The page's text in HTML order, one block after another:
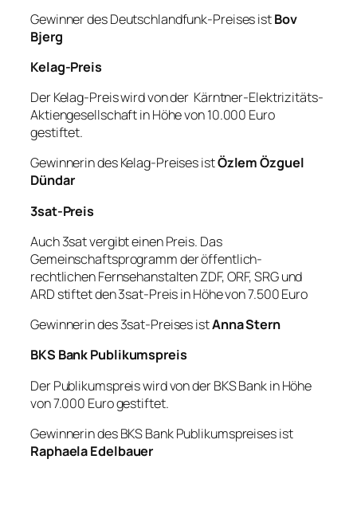
Gewinner des Deutschlandfunk-Preises istBov
Bjerg
Kelag-Preis
Der Kelag-Preis wird von der Kärntner-Elektrizitäts-
Aktiengesellschaft in Höhe von 10.000 Euro
gestiftet.
Gewinnerin des Kelag-Preises istÖzlem Özguel
Dündar
3sat-Preis
Auch 3sat vergibt einen Preis. Das
Gemeinschaftsprogramm der öffentlich-
rechtlichen Fernsehanstalten ZDF, ORF, SRG und
ARD stiftet den 3sat-Preis in Höhe von 7.500 Euro
Gewinnerin des 3sat-Preises istAnna Stern
BKS Bank Publikumspreis
Der Publikumspreis wird von der BKS Bank in Höhe
von 7.000 Euro gestiftet.
Gewinnerin des BKS Bank Publikumspreises ist
Raphaela Edelbauer